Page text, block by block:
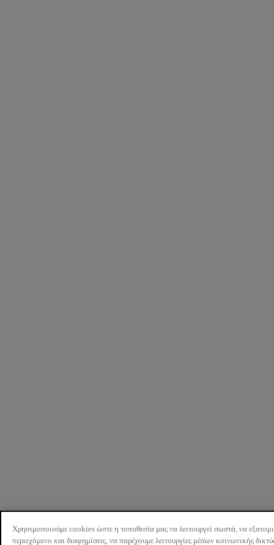
Χρησιμοποιούμε cookies ώστε η τοποθεσία μας να λειτουργεί σωστά, να
περιεχόμενο και διαφημίσεις, να παρέχουμε λειτουργίες μέσων κοινωνικής